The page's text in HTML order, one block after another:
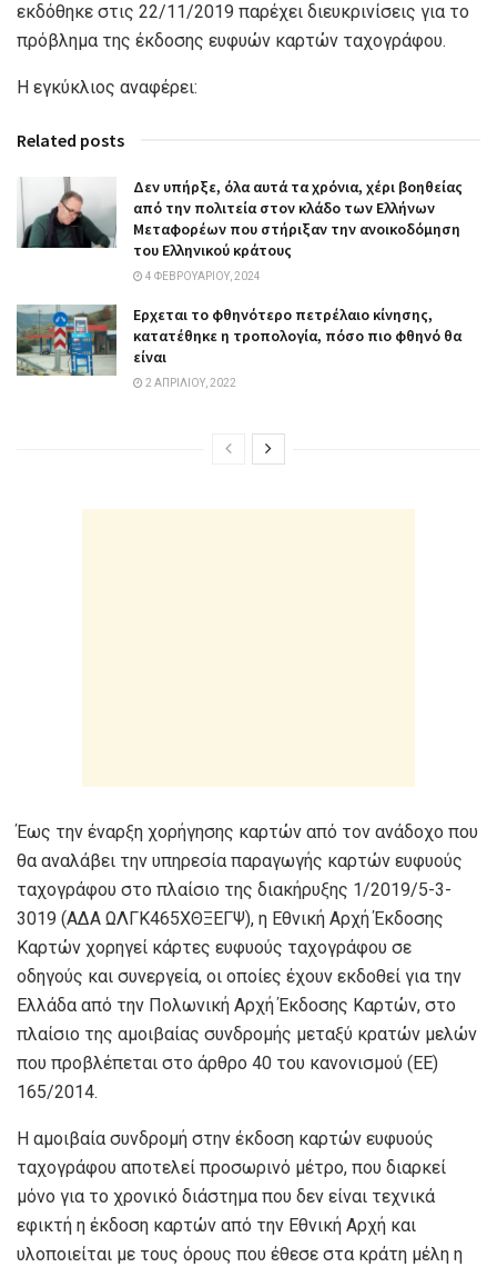
εκδόθηκε στις 22/11/2019 παρέχει διευκρινίσεις για το
πρόβλημα της έκδοσης ευφυών καρτών ταχογράφου.
Η εγκύκλιος αναφέρει:
Related posts
Δεν υπήρξε, όλα αυτά τα χρόνια, χέρι βοηθείας
από την πολιτεία στον κλάδο των Ελλήνων
Μεταφορέων που στήριξαν την ανοικοδόμηση
του Ελληνικού κράτους
4 ΦΕΒΡΟΥΑΡΊΟΥ, 2024
Ερχεται το φθηνότερο πετρέλαιο κίνησης,
κατατέθηκε η τροπολογία, πόσο πιο φθηνό θα
είναι
2 ΑΠΡΙΛΊΟΥ, 2022
Έως την έναρξη χορήγησης καρτών από τον ανάδοχο που
θα αναλάβει την υπηρεσία παραγωγής καρτών ευφυούς
ταχογράφου στο πλαίσιο της διακήρυξης 1/2019/5-3-
3019 (ΑΔΑ ΩΛΓΚ465ΧΘΞΕΓΨ), η Εθνική Αρχή Έκδοσης
Καρτών χορηγεί κάρτες ευφυούς ταχογράφου σε
οδηγούς και συνεργεία, οι οποίες έχουν εκδοθεί για την
Ελλάδα από την Πολωνική Αρχή Έκδοσης Καρτών, στο
πλαίσιο της αμοιβαίας συνδρομής μεταξύ κρατών μελών
που προβλέπεται στο άρθρο 40 του κανονισμού (ΕΕ)
165/2014.
Η αμοιβαία συνδρομή στην έκδοση καρτών ευφυούς
ταχογράφου αποτελεί προσωρινό μέτρο, που διαρκεί
μόνο για το χρονικό διάστημα που δεν είναι τεχνικά
εφικτή η έκδοση καρτών από την Εθνική Αρχή και
υλοποιείται με τους όρους που έθεσε στα κράτη μέλη η